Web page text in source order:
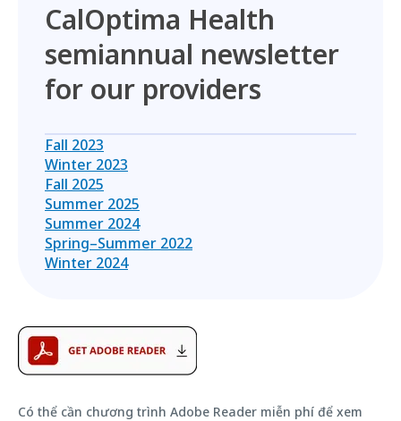
CalOptima Health
semiannual newsletter
for our providers
Fall 2023
Winter 2023
Fall 2025
Summer 2025
Summer 2024
Spring–Summer 2022
Winter 2024
Có thể cần chương trình Adobe Reader miễn phí để xem